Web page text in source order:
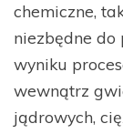
chemiczne,
niezbędne
wyniku
wewnątrz
jądrowych,